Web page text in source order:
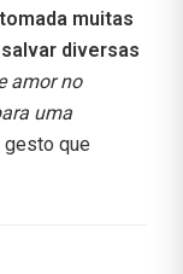
muitas
diversas
amor no
uma
que